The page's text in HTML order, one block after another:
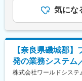
り、女性も安心
た制度はありま
現できます。
・設立から60年
はもちろん、現
ます。
・今回携わって
上げ期。エンジ
＜プロジェクト事
・建設機械メー
・自動車メーカ
・メーカー向け
・生産設備DX
※主に使用され
C++、Pythonな
■専門的なサポー
する可能性があ
気にな
【奈良県磯城郡
発の業務システム
株式会社ワールドシステ